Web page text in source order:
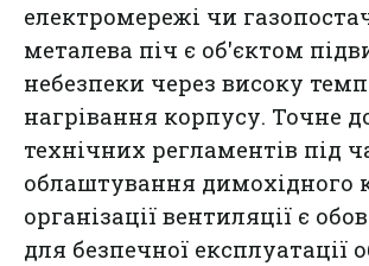
електромережі чи
металева піч є об'єктом
небезпеки через високу
нагрівання корпусу. Точне
технічних регламентів під
облаштування димохідного
організації вентиляції є
для безпечної експлуатації